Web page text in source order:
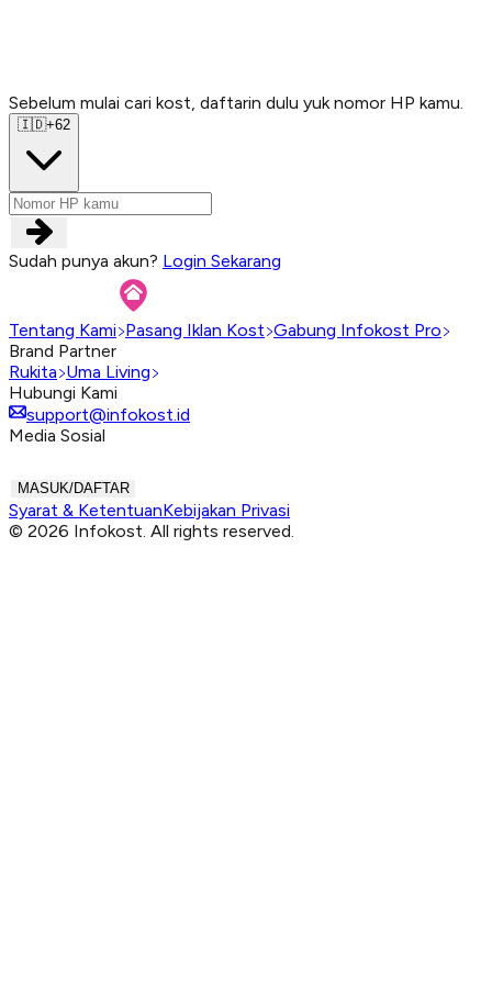
Sebelum mulai cari kost, daftarin dulu yuk nomor HP kamu.
🇮🇩+62
Sudah punya akun? Login Sekarang
Tentang Kami Pasang Iklan Kost Gabung Infokost Pro
Brand Partner
Rukita Uma Living
Hubungi Kami
support@infokost.id
Media Sosial
MASUK/DAFTAR
Syarat & KetentuanKebijakan Privasi
© 2026 Infokost. All rights reserved.